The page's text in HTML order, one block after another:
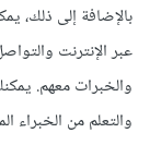
بالإضافة إلى ذلك،
عبر الإنترنت
والخبرات معهم.
والتعلم من الخبراء